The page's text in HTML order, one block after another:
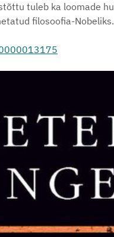
tuleb ka loomade
filosoofia-Nobeliks.